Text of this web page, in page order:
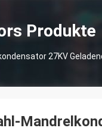
Produkte
27KV